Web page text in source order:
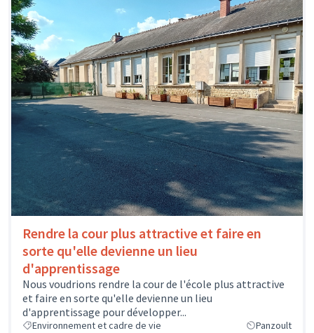
Rendre la cour plus attractive et faire en
sorte qu'elle devienne un lieu
d'apprentissage
Nous voudrions rendre la cour de l'école plus attractive
et faire en sorte qu'elle devienne un lieu
d'apprentissage pour développer...
Environnement et cadre de vie Panzoult